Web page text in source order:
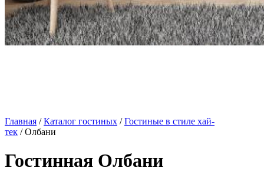
Главная /Каталог гостиных /Гостиные в стиле хай-
тек / Олбани
Гостинная Олбани